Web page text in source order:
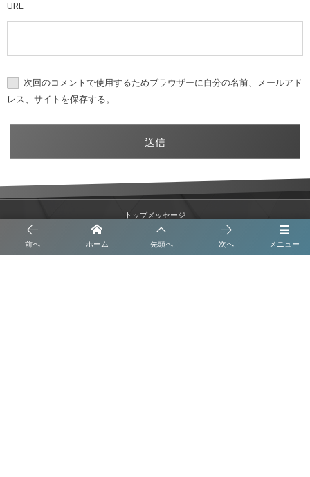
URL
次回のコメントで使用するためブラウザーに自分の名前、メールアド
レス、サイトを保存する。
メニュー
前へ ホーム 先頭へ 次へ
トップメッセージ
沿革